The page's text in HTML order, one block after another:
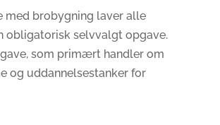
med brobygning laver alle
obligatorisk selvvalgt opgave.
som primært handler om
og uddannelsestanker for